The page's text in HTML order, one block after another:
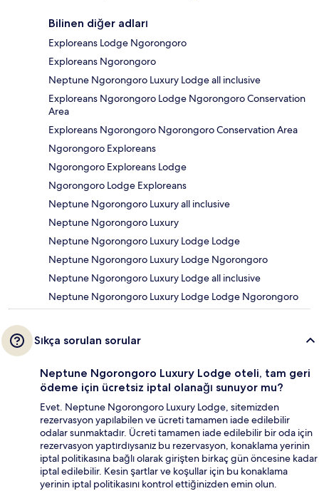
Bilinen diğer adları
Exploreans Lodge Ngorongoro
Exploreans Ngorongoro
Neptune Ngorongoro Luxury Lodge all inclusive
Exploreans Ngorongoro Lodge Ngorongoro Conservation
Area
Exploreans Ngorongoro Ngorongoro Conservation Area
Ngorongoro Exploreans
Ngorongoro Exploreans Lodge
Ngorongoro Lodge Exploreans
Neptune Ngorongoro Luxury all inclusive
Neptune Ngorongoro Luxury
Neptune Ngorongoro Luxury Lodge Lodge
Neptune Ngorongoro Luxury Lodge Ngorongoro
Neptune Ngorongoro Luxury Lodge all inclusive
Neptune Ngorongoro Luxury Lodge Lodge Ngorongoro
Sıkça sorulan sorular
Neptune Ngorongoro Luxury Lodge oteli, tam geri
ödeme için ücretsiz iptal olanağı sunuyor mu?
Evet. Neptune Ngorongoro Luxury Lodge, sitemizden
rezervasyon yapılabilen ve ücreti tamamen iade edilebilir
odalar sunmaktadır. Ücreti tamamen iade edilebilir bir oda için
rezervasyon yaptırdıysanız bu rezervasyon, konaklama yerinin
iptal politikasına bağlı olarak girişten birkaç gün öncesine kadar
iptal edilebilir. Kesin şartlar ve koşullar için bu konaklama
yerinin iptal politikasını kontrol ettiğinizden emin olun.